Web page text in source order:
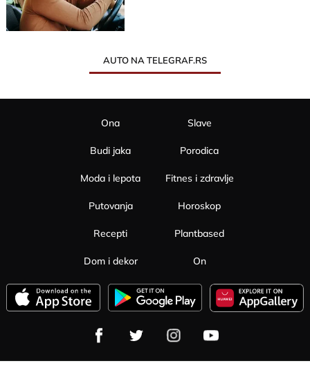
AUTO NA TELEGRAF.RS
Ona
Budi jaka
Moda i lepota
Slave
Porodica
Fitnes i zdravlje
Putovanja
Recepti
Dom i dekor
Horoskop
Plantbased
On